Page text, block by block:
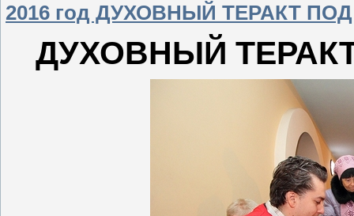
2016 год ДУХОВНЫЙ ТЕРАКТ
ДУХОВНЫЙ